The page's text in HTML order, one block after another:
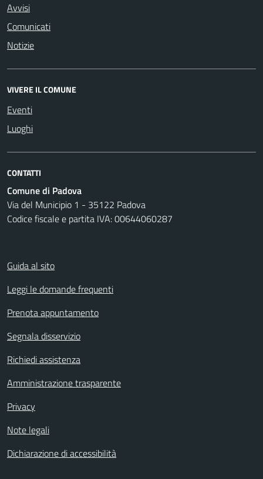
Avvisi
Comunicati
Notizie
VIVERE IL COMUNE
Eventi
Luoghi
CONTATTI
Comune di Padova
Via del Municipio 1 - 35122 Padova
Codice fiscale e partita IVA: 00644060287
Guida al sito
Leggi le domande frequenti
Prenota appuntamento
Segnala disservizio
Richiedi assistenza
Amministrazione trasparente
Privacy
Note legali
Dichiarazione di accessibilità